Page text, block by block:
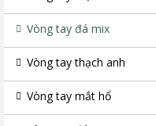
Vòng tay đá mix
Vòng tay thạch anh
Vòng tay mắt hổ